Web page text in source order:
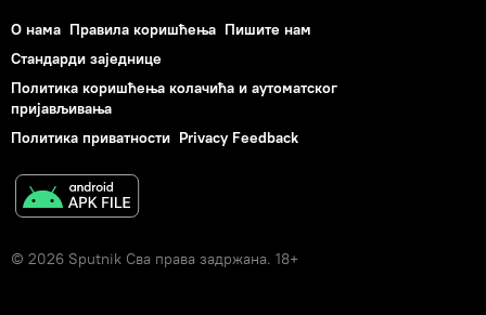
О нама Правила коришћења Пишите нам
Стандарди заједнице
Политика коришћења колачића и аутоматског
пријављивања
Политика приватности Privacy Feedback
© 2026 Sputnik Сва права задржана. 18+